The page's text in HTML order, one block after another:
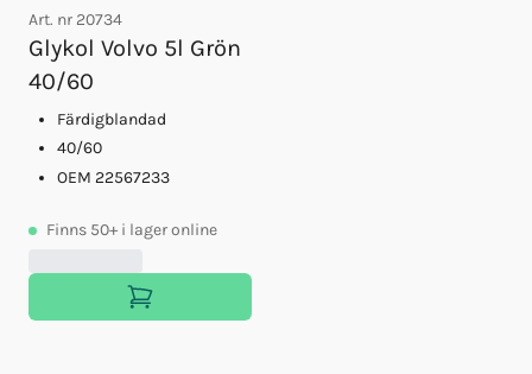
Art. nr 20734
Glykol Volvo 5l Grön
40/60
Färdigblandad
40/60
OEM 22567233
Finns 50+ i lager online